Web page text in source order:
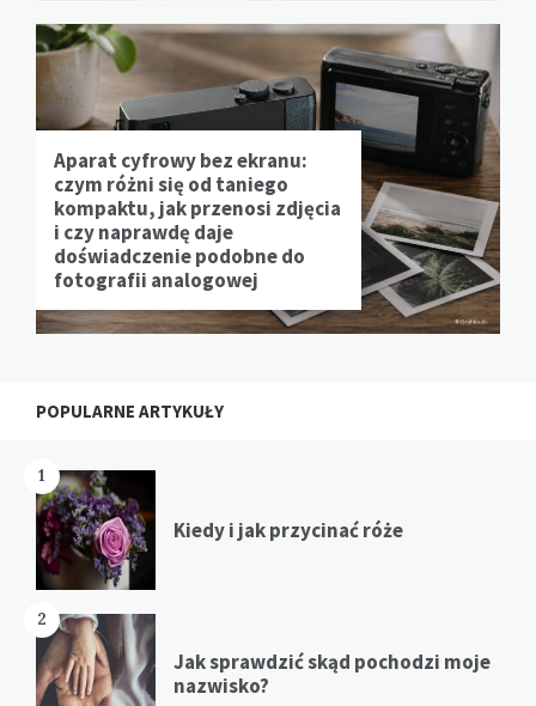
Aparat cyfrowy bez ekranu:
czym różni się od taniego
kompaktu, jak przenosi zdjęcia
i czy naprawdę daje
doświadczenie podobne do
fotografii analogowej
POPULARNE ARTYKUŁY
1
Kiedy i jak przycinać róże
2
Jak sprawdzić skąd pochodzi moje
nazwisko?